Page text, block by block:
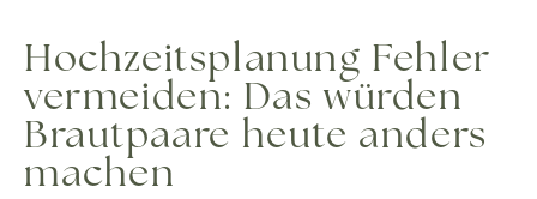
Hochzeitsplanung Fehler
vermeiden: Das würden
Brautpaare heute anders
machen